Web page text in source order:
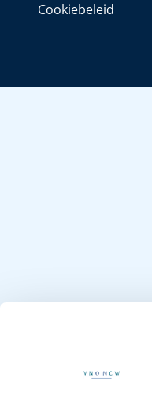
Cookiebeleid